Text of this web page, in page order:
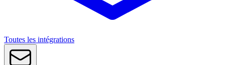
Toutes les intégrations